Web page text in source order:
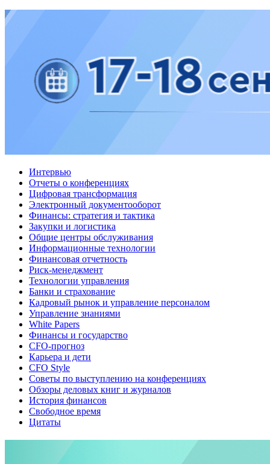
Интервью
Отчеты о конференциях
Цифровая трансформация
Электронный документооборот
Финансы: стратегия и тактика
Закупки и логистика
Общие центры обслуживания
Информационные технологии
Финансовая отчетность
Риск-менеджмент
Технологии управления
Банки и страхование
Кадровый рынок и управление персоналом
Управление знаниями
White Papers
Финансы и государство
CFO-прогноз
Карьера и дети
CFO Style
Советы по выступлению на конференциях
Обзоры деловых книг и журналов
История финансов
Свободное время
Цитаты